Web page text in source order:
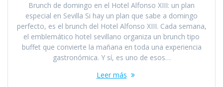
Brunch de domingo en el Hotel Alfonso XIII: un plan
especial en Sevilla Si hay un plan que sabe a domingo
perfecto, es el brunch del Hotel Alfonso XIII. Cada semana,
el emblemático hotel sevillano organiza un brunch tipo
buffet que convierte la mañana en toda una experiencia
gastronómica. Y sí, es uno de esos…
Leer más